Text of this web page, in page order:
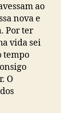
ao
nova e
Por ter
vida sei
tempo
O